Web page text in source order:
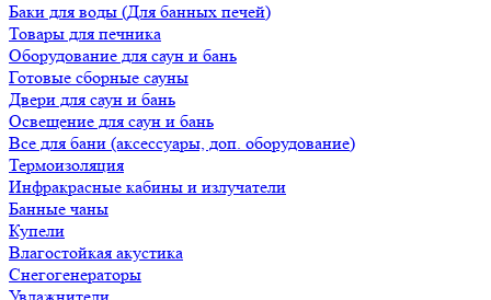
Баки для воды (Для банных печей)
Товары для печника
Оборудование для саун и бань
Готовые сборные сауны
Двери для саун и бань
Освещение для саун и бань
Все для бани (аксессуары, доп. оборудование)
Термоизоляция
Инфракрасные кабины и излучатели
Банные чаны
Купели
Влагостойкая акустика
Снегогенераторы